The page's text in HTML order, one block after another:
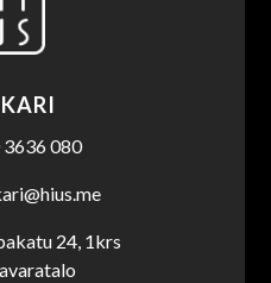
3636 080
24, 1krs